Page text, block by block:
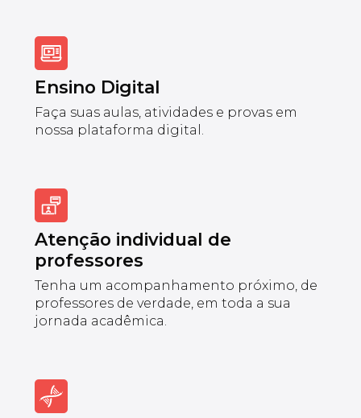
Ensino Digital
Faça suas aulas, atividades e provas em
nossa plataforma digital.
Atenção individual de
professores
Tenha um acompanhamento próximo, de
professores de verdade, em toda a sua
jornada acadêmica.